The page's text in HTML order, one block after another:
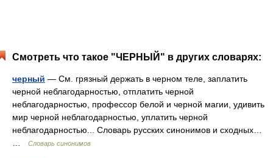
Смотреть что такое "ЧЕРНЫЙ" в других словарях:
черный — См. грязный держать в черном теле, заплатить
черной неблагодарностью, отплатить черной
неблагодарностью, профессор белой и черной магии, удивить
мир черной неблагодарностью, уплатить черной
неблагодарностью... Словарь русских синонимов и сходных…
Словарь синонимов